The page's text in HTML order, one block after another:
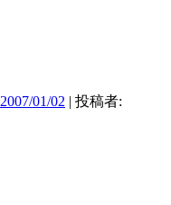
2007/01/02 | 投稿者: